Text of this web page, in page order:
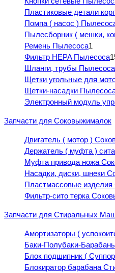
Пластиковые детали
Помпа ( насос )
Пылесборник ( мешки,
Ремень Пылесоса1
Фильтр HEPA Пылесоса
Шланги, трубы Пылесоса
Щетки угольные для
Щетки-насадки
Электронный модуль
Запчасти для Соковыжималок
Двигатель ( мотор )
Держатель ( муфта ) сита
Муфта привода ножа
Насадки, диски, шнеки
Пластмассовые
Фильтр-сито терка
Запчасти для Стиральных
Амортизаторы (
Баки-Полубаки-
Блок подшипник (
Блокиратор барабана